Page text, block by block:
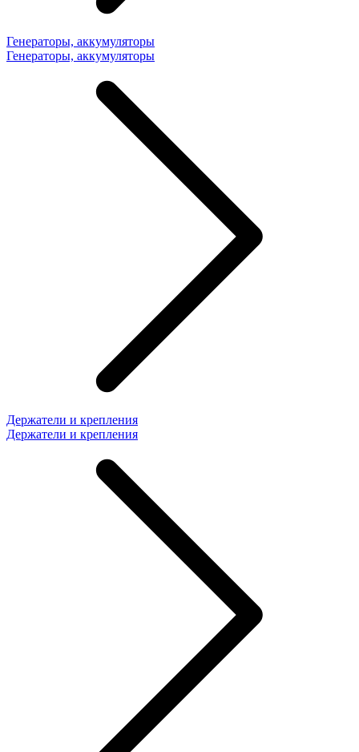
Генераторы, аккумуляторы
Генераторы, аккумуляторы
Держатели и крепления
Держатели и крепления